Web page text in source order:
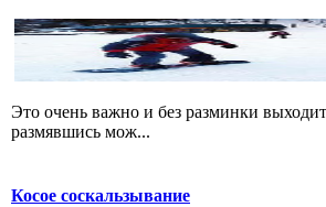
Это очень важно и без разминки
размявшись мож...
Косое соскальзывание